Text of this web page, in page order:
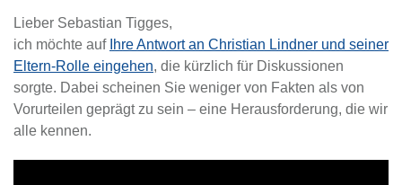
Lieber Sebastian Tigges,
ich möchte auf Ihre Antwort an Christian Lindner und seiner
Eltern-Rolle eingehen, die kürzlich für Diskussionen
sorgte. Dabei scheinen Sie weniger von Fakten als von
Vorurteilen geprägt zu sein – eine Herausforderung, die wir
alle kennen.